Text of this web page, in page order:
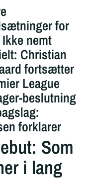
for
nemt
Christian
fortsætter
League
beslutning
forklarer
Som
i lang